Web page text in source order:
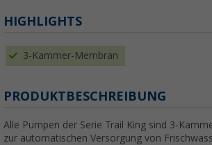
HIGHLIGHTS
3-Kammer-Membran
PRODUKTBESCHREIBUNG
Alle Pumpen der Serie Trail King sind 3-
zur automatischen Versorgung von